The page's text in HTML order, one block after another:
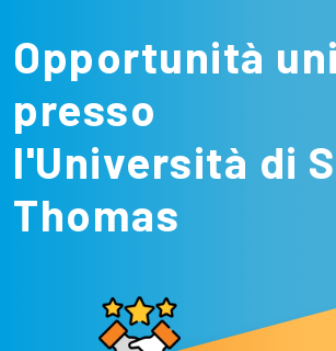
Opportunità
presso
l'Università di
Thomas